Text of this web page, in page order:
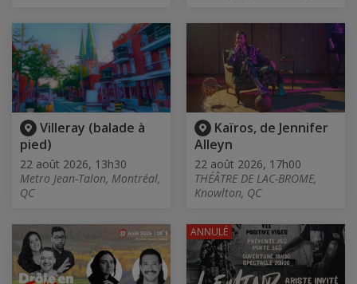
Villeray (balade à
pied)
22 août 2026, 13h30
Metro Jean-Talon, Montréal,
QC
Kaïros, de Jennifer
Alleyn
22 août 2026, 17h00
THÉÂTRE DE LAC-BROME,
Knowlton, QC
ANNULÉ